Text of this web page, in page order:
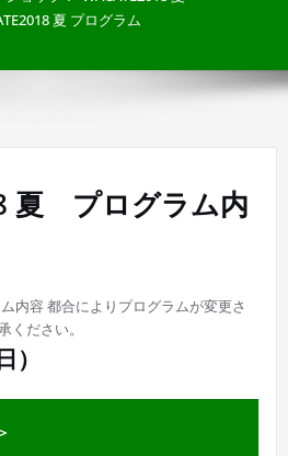
夏 プログラム
夏 プログラム内
内容 都合によりプログラムが変更さ
ください。